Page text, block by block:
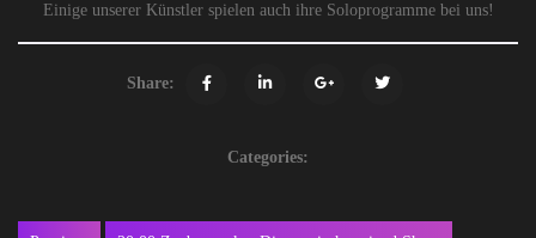
Einige unserer Künstler spielen auch ihre Soloprogramme bei uns!
Share:
Categories: